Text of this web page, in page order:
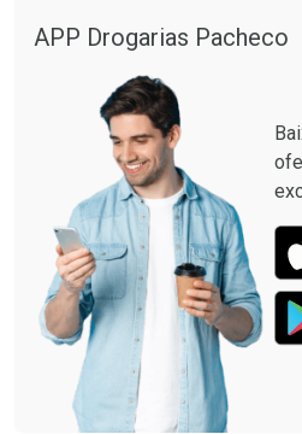
APP Drogarias Pacheco